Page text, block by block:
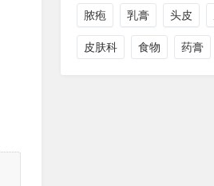
脓疱 乳膏 头皮
皮肤科 食物 药膏